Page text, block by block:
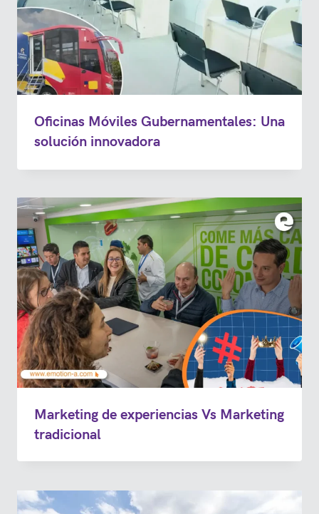
Oficinas Móviles Gubernamentales: Una
solución innovadora
Marketing de experiencias Vs Marketing
tradicional